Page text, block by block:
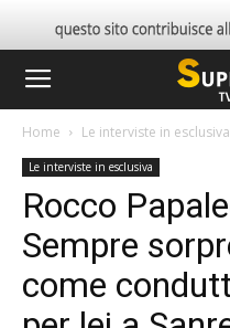
Home Le interviste in esclusiva
Le interviste in esclusiva
Rocco
Sempre
come